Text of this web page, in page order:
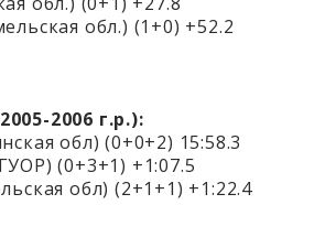
обл.) (1+0) +52.2
2006 г.р.):
обл) (0+0+2) 15:58.3
(0+3+1) +1:07.5
обл) (2+1+1) +1:22.4